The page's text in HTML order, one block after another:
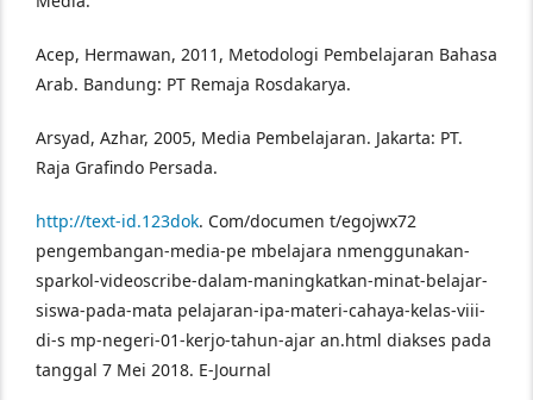
Acep, Hermawan, 2011, Metodologi Pembelajaran Bahasa
Arab. Bandung: PT Remaja Rosdakarya.
Arsyad, Azhar, 2005, Media Pembelajaran. Jakarta: PT.
Raja Grafindo Persada.
http://text-id.123dok. Com/documen t/egojwx72
pengembangan-media-pe mbelajara nmenggunakan-
sparkol-videoscribe-dalam-maningkatkan-minat-belajar-
siswa-pada-mata pelajaran-ipa-materi-cahaya-kelas-viii-
di-s mp-negeri-01-kerjo-tahun-ajar an.html diakses pada
tanggal 7 Mei 2018. E-Journal